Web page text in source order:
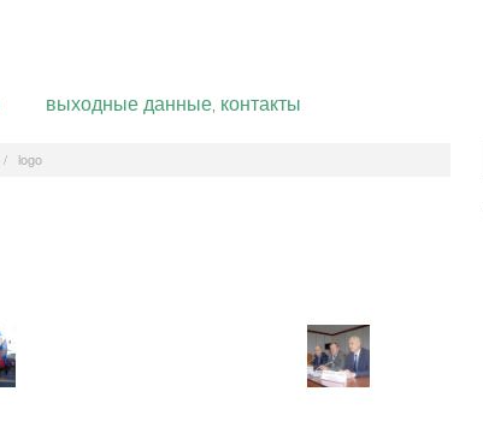
выходные данные, контакты
/ logo